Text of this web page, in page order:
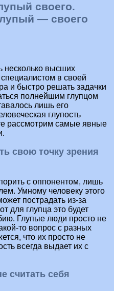
своего.
— своего
несколько высших
в своей
и быстро решать задачки
полнейшим глупцом
лишь его
глупость
рассмотрим самые явные
свою точку зрения
с оппонентом, лишь
Умному человеку этого
пострадать из-за
для глупца это будет
Глупые люди просто не
то вопрос с разных
что их просто не
всегда выдает их с
считать себя